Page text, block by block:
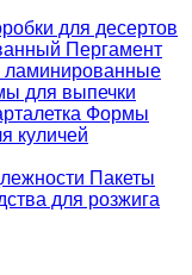
для десертов
Пергамент
ламинированные
для выпечки
Формы
куличей
Пакеты
для розжига